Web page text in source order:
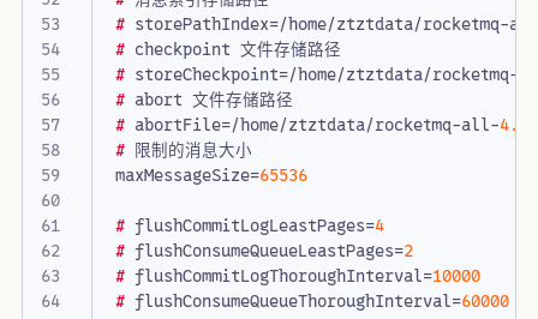
54
55
56
57
58
59
60
61
62
64
# storePathIndex=/home/ztztdata/rocketmq-all
# checkpoint 文件存储路径
# storeCheckpoint=/home/ztztdata/rocketmq-
# abort 文件存储路径
# abortFile=/home/ztztdata/rocketmq-all-
# 限制的消息大小
maxMessageSize=65536
# flushCommitLogLeastPages=4
# flushConsumeQueueLeastPages=2
# flushCommitLogThoroughInterval=10000
# flushConsumeQueueThoroughInterval=60000